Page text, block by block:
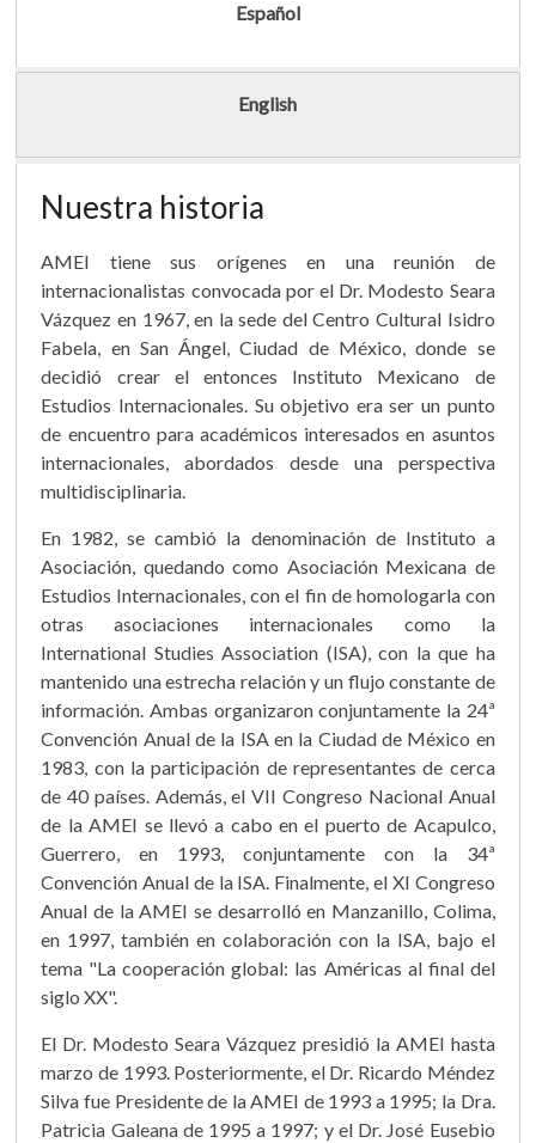
Español
English
Nuestra historia
AMEI tiene sus orígenes en una reunión de
internacionalistas convocada por el Dr. Modesto Seara
Vázquez en 1967, en la sede del Centro Cultural Isidro
Fabela, en San Ángel, Ciudad de México, donde se
decidió crear el entonces Instituto Mexicano de
Estudios Internacionales. Su objetivo era ser un punto
de encuentro para académicos interesados en asuntos
internacionales, abordados desde una perspectiva
multidisciplinaria.
En 1982, se cambió la denominación de Instituto a
Asociación, quedando como Asociación Mexicana de
Estudios Internacionales, con el fin de homologarla con
otras asociaciones internacionales como la
International Studies Association (ISA), con la que ha
mantenido una estrecha relación y un flujo constante de
información. Ambas organizaron conjuntamente la 24ª
Convención Anual de la ISA en la Ciudad de México en
1983, con la participación de representantes de cerca
de 40 países. Además, el VII Congreso Nacional Anual
de la AMEI se llevó a cabo en el puerto de Acapulco,
Guerrero, en 1993, conjuntamente con la 34ª
Convención Anual de la ISA. Finalmente, el XI Congreso
Anual de la AMEI se desarrolló en Manzanillo, Colima,
en 1997, también en colaboración con la ISA, bajo el
tema "La cooperación global: las Américas al final del
siglo XX".
El Dr. Modesto Seara Vázquez presidió la AMEI hasta
marzo de 1993. Posteriormente, el Dr. Ricardo Méndez
Silva fue Presidente de la AMEI de 1993 a 1995; la Dra.
Patricia Galeana de 1995 a 1997; y el Dr. José Eusebio